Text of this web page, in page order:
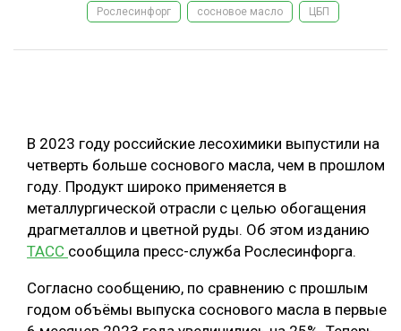
ОБРАБОТКА ДРЕВЕСИНЫ
ПРОИЗВОДСТВО ДРЕВЕСНЫХ ПЛИТ
ЛЕСОПИЛЕНИЕ
ПОДБОРКИ СТАТЕЙ
Рослесинфорг сосновое масло ЦБП
В 2023 году российские лесохимики выпустили на
четверть больше соснового масла, чем в прошлом
году. Продукт широко применяется в
металлургической отрасли с целью обогащения
драгметаллов и цветной руды. Об этом изданию
ТАСС сообщила пресс-служба Рослесинфорга.
Согласно сообщению, по сравнению с прошлым
годом объёмы выпуска соснового масла в первые